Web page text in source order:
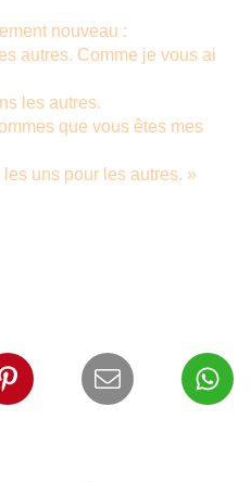
nouveau :
autres. Comme je vous ai
les autres.
que vous êtes mes
uns pour les autres. »